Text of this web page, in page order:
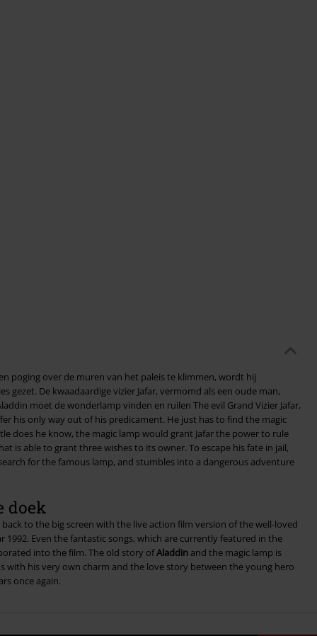
poging over de muren van het paleis te klimmen, wordt hij
gezet. De kwaadaardige vizier Jafar, vermomd als een oude man,
wonderlamp vinden en ruilen The evil Grand Vizier Jafar,
his only way out of his predicament. He just has to find the magic
does he know, the magic lamp would grant Jafar the power to rule
is able to grant three wishes to its owner. To escape his fate in jail,
for the famous lamp, and stumbles into a dangerous adventure
doek
to the big screen with the live action film version of the well-loved
1992. Even the fantastic songs, which are currently featured in the
into the film. The old story ofAladdinand the magic lamp is
with his very own charm and the love story between the young hero
once again.